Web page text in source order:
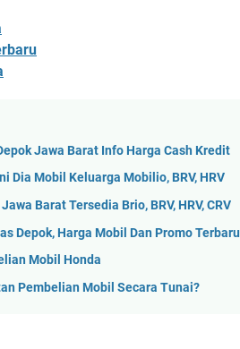
Jawa Barat Info Harga Cash Kredit
Dia Mobil Keluarga Mobilio, BRV, HRV
Barat Tersedia Brio, BRV, HRV, CRV
Depok, Harga Mobil Dan Promo Terbaru
Mobil Honda
Pembelian Mobil Secara Tunai?